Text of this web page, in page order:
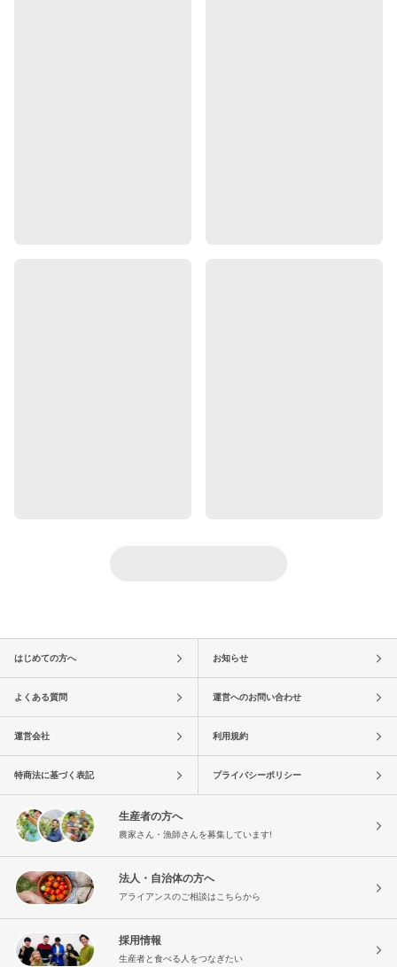
はじめての方へ お知らせ
よくある質問 運営へのお問い合わせ
運営会社 利用規約
特商法に基づく表記 プライバシーポリシー
生産者の方へ
農家さん・漁師さんを募集しています!
法人・自治体の方へ
アライアンスのご相談はこちらから
採用情報
生産者と食べる人をつなぎたい